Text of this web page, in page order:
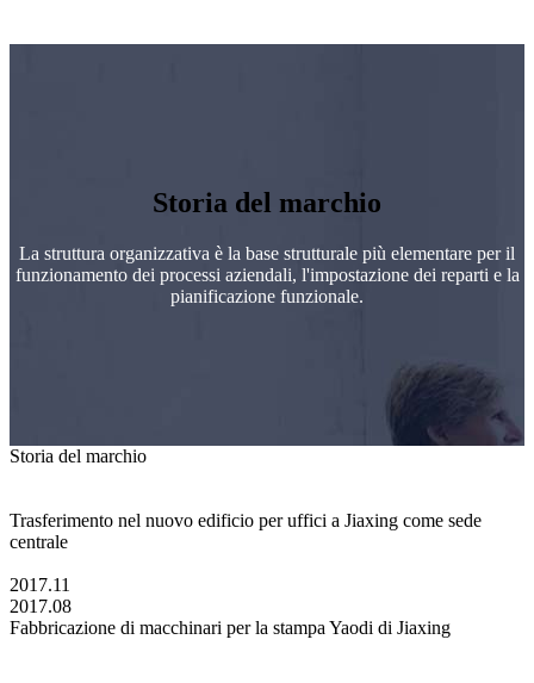
Storia del marchio
La struttura organizzativa è la base strutturale più elementare per il
funzionamento dei processi aziendali, l'impostazione dei reparti e la
pianificazione funzionale.
Storia del marchio
Trasferimento nel nuovo edificio per uffici a Jiaxing come sede
centrale
2017.11
2017.08
Fabbricazione di macchinari per la stampa Yaodi di Jiaxing